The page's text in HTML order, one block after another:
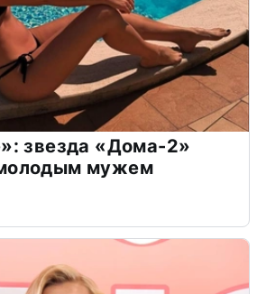
звезда «Дома-2»
мужем